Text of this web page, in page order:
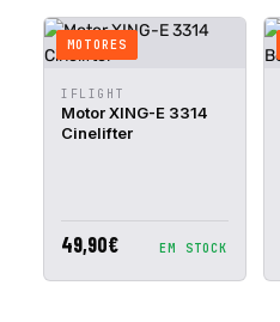
MOTORES
VISTA
RÁPIDA
AO CESTO
IFLIGHT
Motor XING-E 3314
Cinelifter
49,90€ EM STOCK